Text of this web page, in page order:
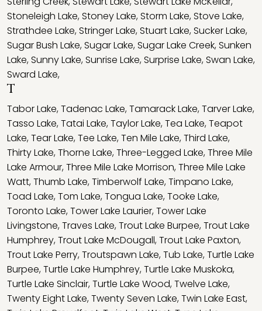
Stoneleigh Lake,Stoney Lake,Storm Lake,Stove Lake,
Strathdee Lake,Stringer Lake,Stuart Lake,Sucker Lake,
Sugar Bush Lake,Sugar Lake,Sugar Lake Creek,Sunken
Lake,Sunny Lake,Sunrise Lake,Surprise Lake,Swan Lake,
Sward Lake,
T
Tabor Lake,Tadenac Lake,Tamarack Lake,Tarver Lake,
Tasso Lake,Tatai Lake,Taylor Lake,Tea Lake,Teapot
Lake,Tear Lake,Tee Lake,Ten Mile Lake,Third Lake,
Thirty Lake,Thorne Lake,Three-Legged Lake,Three Mile
Lake Armour,Three Mile Lake Morrison,Three Mile Lake
Watt,Thumb Lake,Timberwolf Lake,Timpano Lake,
Toad Lake,Tom Lake,Tongua Lake,Tooke Lake,
Toronto Lake,Tower Lake Laurier,Tower Lake
Livingstone,Traves Lake,Trout Lake Burpee,Trout Lake
Humphrey,Trout Lake McDougall,Trout Lake Paxton,
Trout Lake Perry,Troutspawn Lake,Tub Lake,Turtle Lake
Burpee,Turtle Lake Humphrey,Turtle Lake Muskoka,
Turtle Lake Sinclair,Turtle Lake Wood,Twelve Lake,
Twenty Eight Lake,Twenty Seven Lake,Twin Lake East,